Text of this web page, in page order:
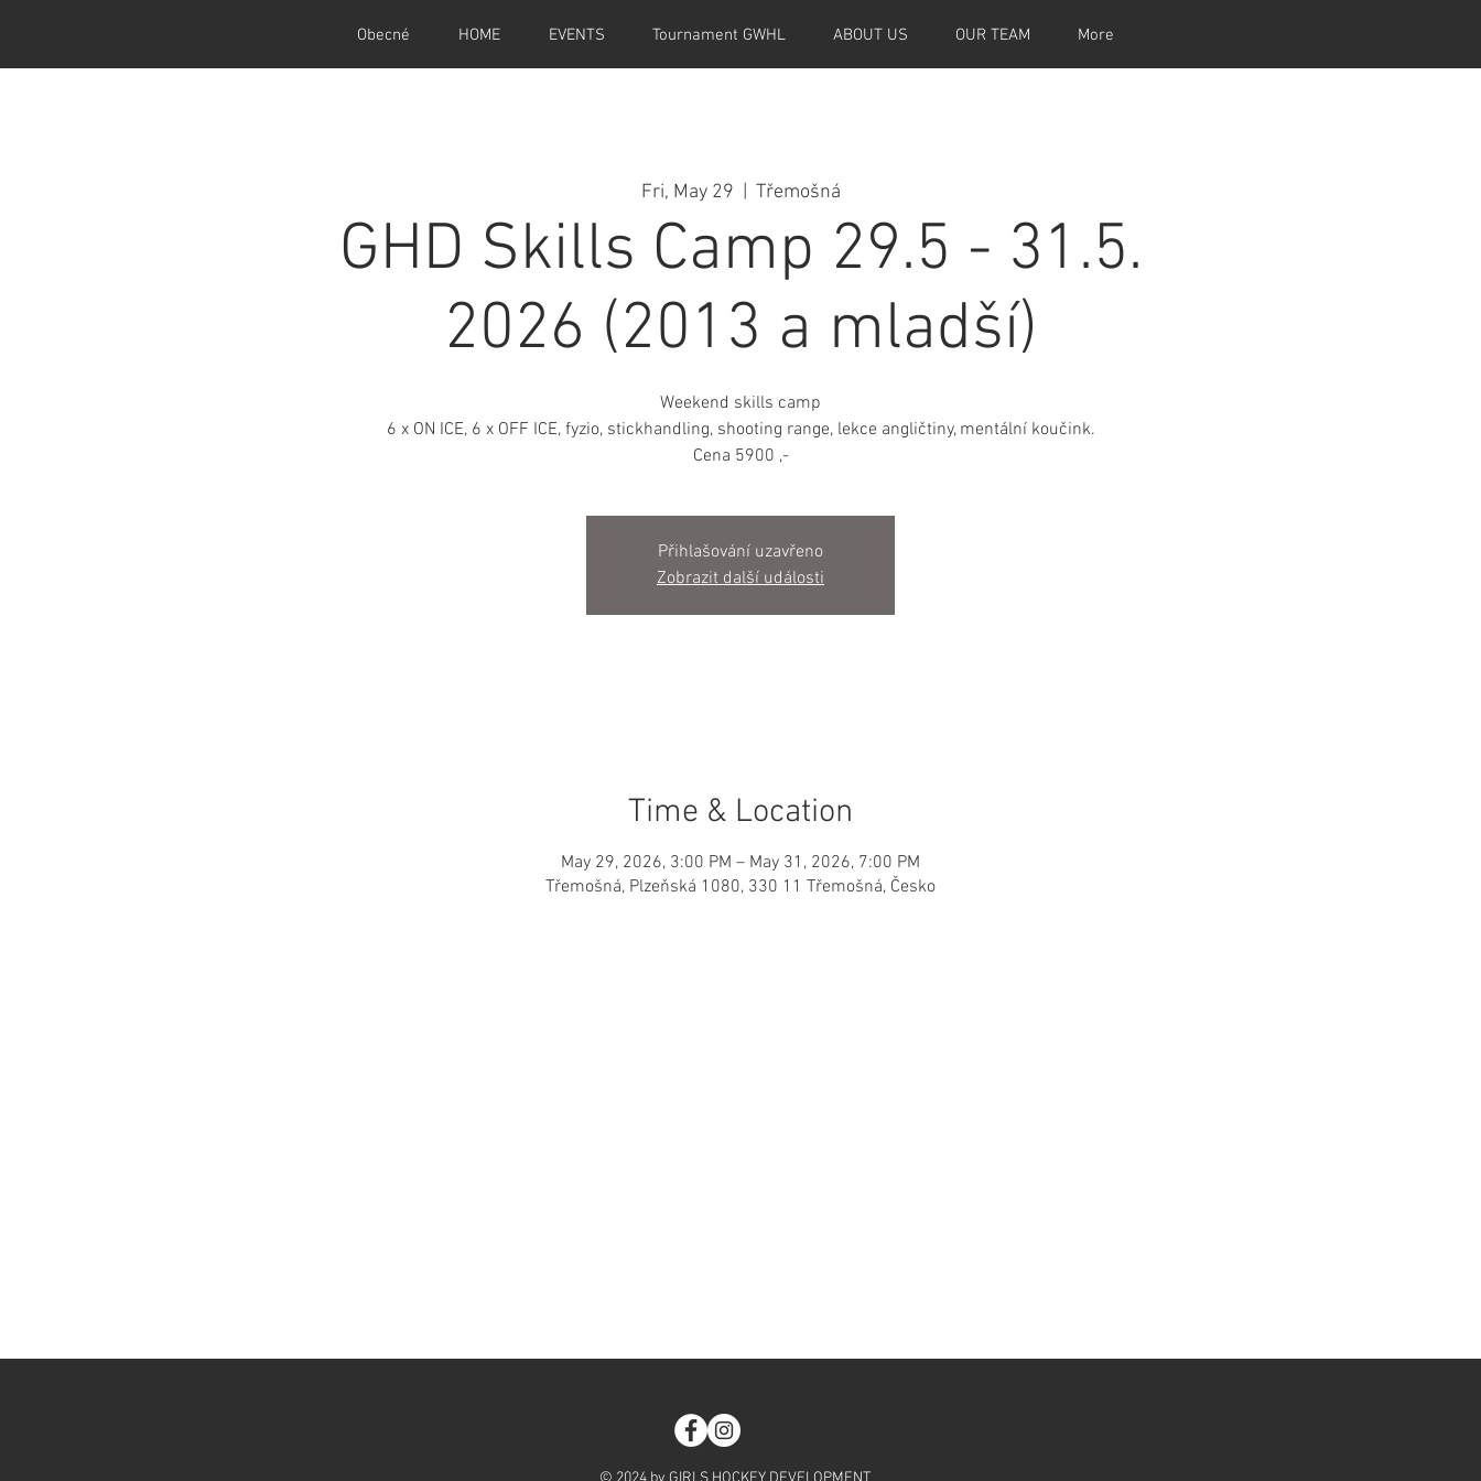
Obecné HOME EVENTS Tournament GWHL ABOUT US OUR TEAM More
Fri, May 29 Třemošná
GHD Skills Camp 29.5 - 31.5.
2026 (2013 a mladší)
Weekend skills camp
6 x ON ICE, 6 x OFF ICE, fyzio, stickhandling, shooting range, lekce angličtiny, mentální koučink.
Cena 5900 ,-
Přihlašování uzavřeno
Zobrazit další události
Time & Location
May 29, 2026, 3:00 PM – May 31, 2026, 7:00 PM
Třemošná, Plzeňská 1080, 330 11 Třemošná, Česko